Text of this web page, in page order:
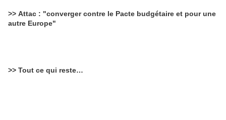
>> Attac : "converger contre le Pacte budgétaire et pour une
autre Europe"
>> Tout ce qui reste…